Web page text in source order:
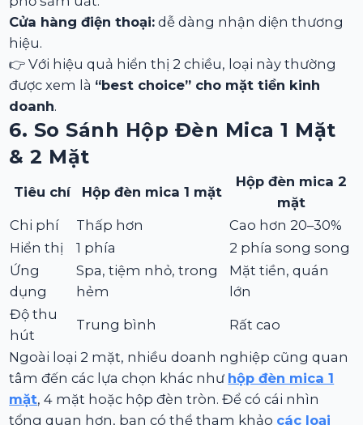
Cửa hàng điện thoại: dễ dàng nhận diện thương
hiệu.
👉 Với hiệu quả hiển thị 2 chiều, loại này thường
được xem là “best choice” cho mặt tiền kinh
doanh.
6. So Sánh Hộp Đèn Mica 1 Mặt
& 2 Mặt
Tiêu chí Hộp đèn mica 1 mặt
Hộp đèn mica 2
mặt
Chi phí
Thấp hơn
Cao hơn 20–30%
Hiển thị
1 phía
2 phía song song
Ứng
dụng
Spa, tiệm nhỏ, trong
hẻm
Mặt tiền, quán
lớn
Độ thu
hút
Trung bình
Rất cao
Ngoài loại 2 mặt, nhiều doanh nghiệp cũng quan
tâm đến các lựa chọn khác như hộp đèn mica 1
mặt, 4 mặt hoặc hộp đèn tròn. Để có cái nhìn
tổng quan hơn, bạn có thể tham khảo các loại